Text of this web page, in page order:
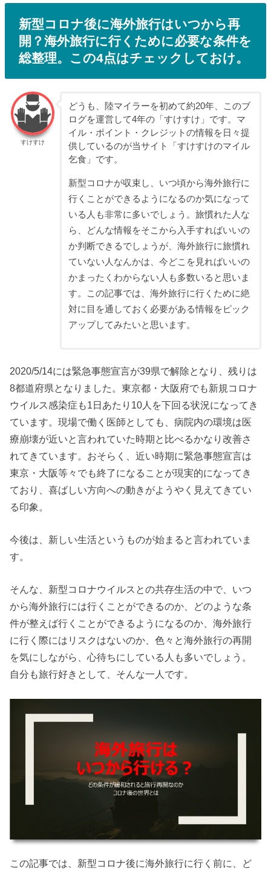
新型コロナ後に海外旅行はいつから再
開？海外旅行に行くために必要な条件を
総整理。この4点はチェックしておけ。
すけすけ
どうも、陸マイラーを初めて約20年、このブ
ログを運営して4年の「すけすけ」です。マ
イル・ポイント・クレジットの情報を日々提
供しているのが当サイト「すけすけのマイル
乞食」です。
新型コロナが収束し、いつ頃から海外旅行に
行くことができるようになるのか気になって
いる人も非常に多いでしょう。旅慣れた人な
ら、どんな情報をそこから入手すればいいの
か判断できるでしょうが、海外旅行に旅慣れ
ていない人なんかは、今どこを見ればいいの
かまったくわからない人も多数いると思いま
す。この記事では、海外旅行に行くために絶
対に目を通しておく必要がある情報をピック
アップしてみたいと思います。
2020/5/14には緊急事態宣言が39県で解除となり、残りは
8都道府県となりました。東京都・大阪府でも新規コロナ
ウイルス感染症も1日あたり10人を下回る状況になってき
ています。現場で働く医師としても、病院内の環境は医
療崩壊が近いと言われていた時期と比べるかなり改善さ
れてきています。おそらく、近い時期に緊急事態宣言は
東京・大阪等々でも終了になることが現実的になってき
ており、喜ばしい方向への動きがようやく見えてきてい
る印象。
今後は、新しい生活というものが始まると言われていま
す。
そんな、新型コロナウイルスとの共存生活の中で、いつ
から海外旅行には行くことができるのか、どのような条
件が整えば行くことができるようになるのか、海外旅行
に行く際にはリスクはないのか、色々と海外旅行の再開
を気にしながら、心待ちにしている人も多いでしょう。
自分も旅行好きとして、そんな一人です。
この記事では、新型コロナ後に海外旅行に行く前に、ど